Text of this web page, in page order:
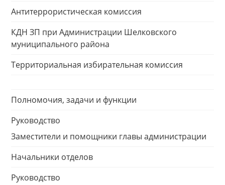
Антитеррористическая комиссия
КДН ЗП при Администрации Шелковского
муниципального района
Территориальная избирательная комиссия
Полномочия, задачи и функции
Руководство
Заместители и помощники главы администрации
Начальники отделов
Руководство